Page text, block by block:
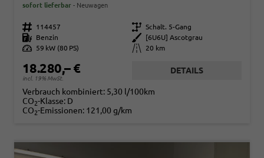
sofort lieferbar Neuwagen
Fahrzeugnr. 114457 Getriebe Schalt. 5-Gang
Kraftstoff
Benzin Außenfarbe
[6U6U] Ascotgrau
Leistung
59 kW (80 PS) Kilometerstand 20 km
18.280,– €
incl. 19% MwSt.
DETAILS
Verbrauch kombiniert: 5,30 l/100km
CO2-Klasse: D
CO2-Emissionen: 121,00 g/km